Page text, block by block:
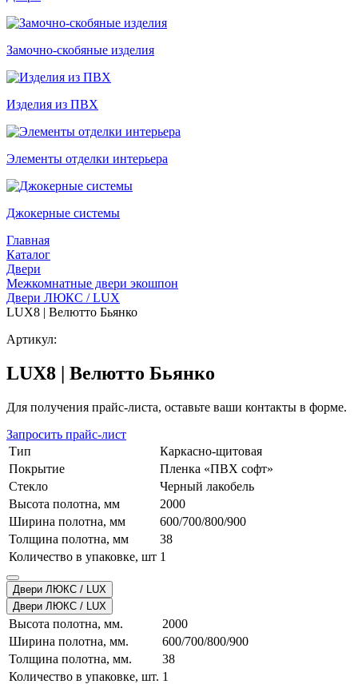
Замочно-скобяные изделия
Изделия из ПВХ
Элементы отделки интерьера
Джокерные системы
Главная
Каталог
Двери
Межкомнатные двери экошпон
Двери ЛЮКС / LUX
LUX8 | Велютто Бьянко
Артикул:
LUX8 | Велютто Бьянко
Для получения прайс-листа, оставьте ваши контакты в форме.
Запросить прайс-лист
Тип
Каркасно-щитовая
Покрытие
Пленка «ПВХ софт»
Стекло
Черный лакобель
Высота полотна, мм
2000
Ширина полотна, мм
600/700/800/900
Толщина полотна, мм
38
Количество в упаковке, шт 1
Двери ЛЮКС / LUX
Двери ЛЮКС / LUX
Высота полотна, мм.
2000
Ширина полотна, мм.
600/700/800/900
Толщина полотна, мм.
38
Количество в упаковке, шт. 1